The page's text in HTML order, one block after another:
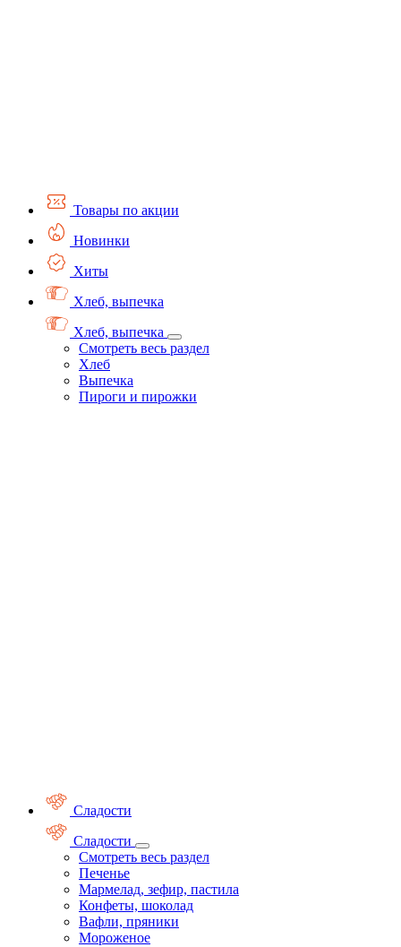
Товары по акции
Новинки
Хиты
Хлеб, выпечка
Хлеб, выпечка
Смотреть весь раздел
Хлеб
Выпечка
Пироги и пирожки
Сладости
Сладости
Смотреть весь раздел
Печенье
Мармелад, зефир, пастила
Конфеты, шоколад
Вафли, пряники
Мороженое